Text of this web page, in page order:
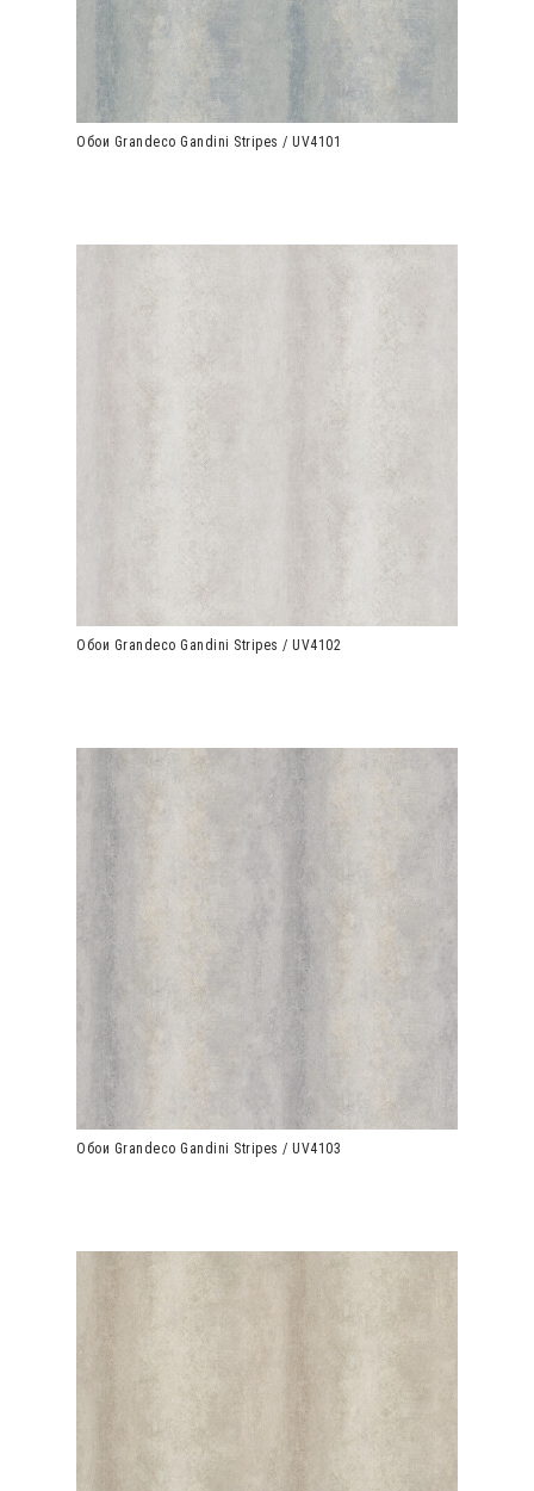
Обои Grandeco Gandini Stripes / UV4101
Обои Grandeco Gandini Stripes / UV4102
Обои Grandeco Gandini Stripes / UV4103